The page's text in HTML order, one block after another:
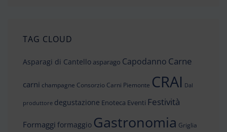
TAG CLOUD
Asparagi di Cantello asparago Capodanno Carne
carni champagne Consorzio Carni Piemonte CRAI Dal
produttore degustazione Enoteca Eventi Festività
Formaggi formaggio Gastronomia Griglia